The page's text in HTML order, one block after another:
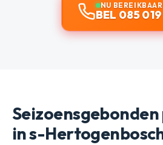
NU BEREIKBAAR
BEL 085
in s-